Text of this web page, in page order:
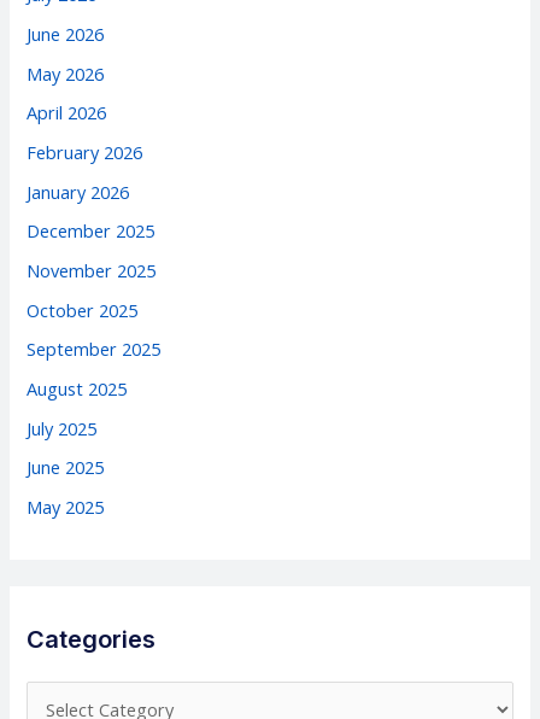
June 2026
May 2026
April 2026
February 2026
January 2026
December 2025
November 2025
October 2025
September 2025
August 2025
July 2025
June 2025
May 2025
Categories